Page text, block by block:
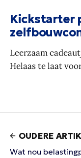
Kickstarter
Leerzaam
Helaas te laat
OUDERE
Wat nou